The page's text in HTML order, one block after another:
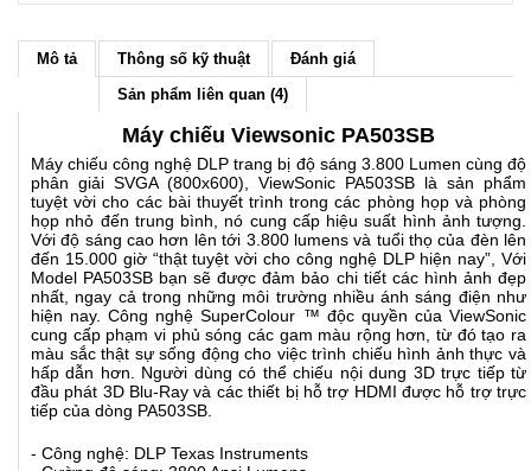
Mô tả Thông số kỹ thuật
Đánh giá
Sản phẩm liên quan (4)
Máy chiếu Viewsonic PA503SB
Máy chiếu công nghệ DLP trang bị độ sáng 3.800 Lumen cùng độ
phân giải SVGA (800x600), ViewSonic PA503SB là sản phẩm
tuyệt vời cho các bài thuyết trình trong các phòng họp và phòng
họp nhỏ đến trung bình, nó cung cấp hiệu suất hình ảnh tượng.
Với độ sáng cao hơn lên tới 3.800 lumens và tuổi thọ của đèn lên
đến 15.000 giờ “thật tuyệt vời cho công nghệ DLP hiện nay”, Với
Model PA503SB bạn sẽ được đảm bảo chi tiết các hình ảnh đẹp
nhất, ngay cả trong những môi trường nhiều ánh sáng điện như
hiện nay. Công nghệ SuperColour ™ độc quyền của ViewSonic
cung cấp phạm vi phủ sóng các gam màu rộng hơn, từ đó tạo ra
màu sắc thật sự sống động cho việc trình chiếu hình ảnh thực và
hấp dẫn hơn. Người dùng có thể chiếu nội dung 3D trực tiếp từ
đầu phát 3D Blu-Ray và các thiết bị hỗ trợ HDMI được hỗ trợ trực
tiếp của dòng PA503SB.
- Công nghệ: DLP Texas Instruments